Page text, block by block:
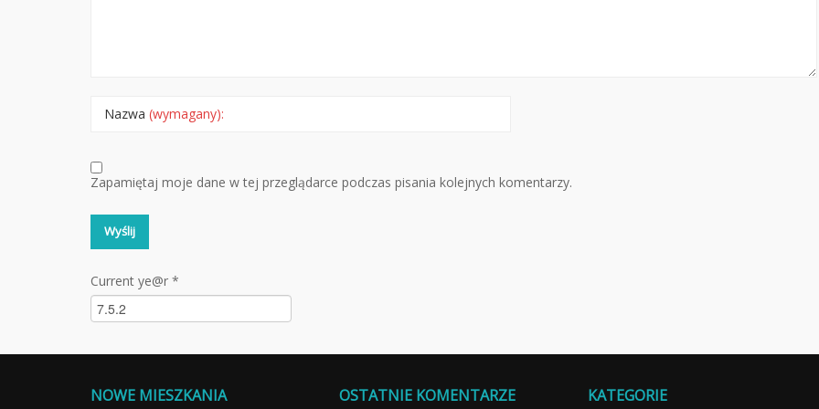
Nazwa (wymagany):
Zapamiętaj moje dane w tej przeglądarce podczas pisania kolejnych komentarzy.
Current ye@r *
NOWE MIESZKANIA OSTATNIE KOMENTARZE KATEGORIE